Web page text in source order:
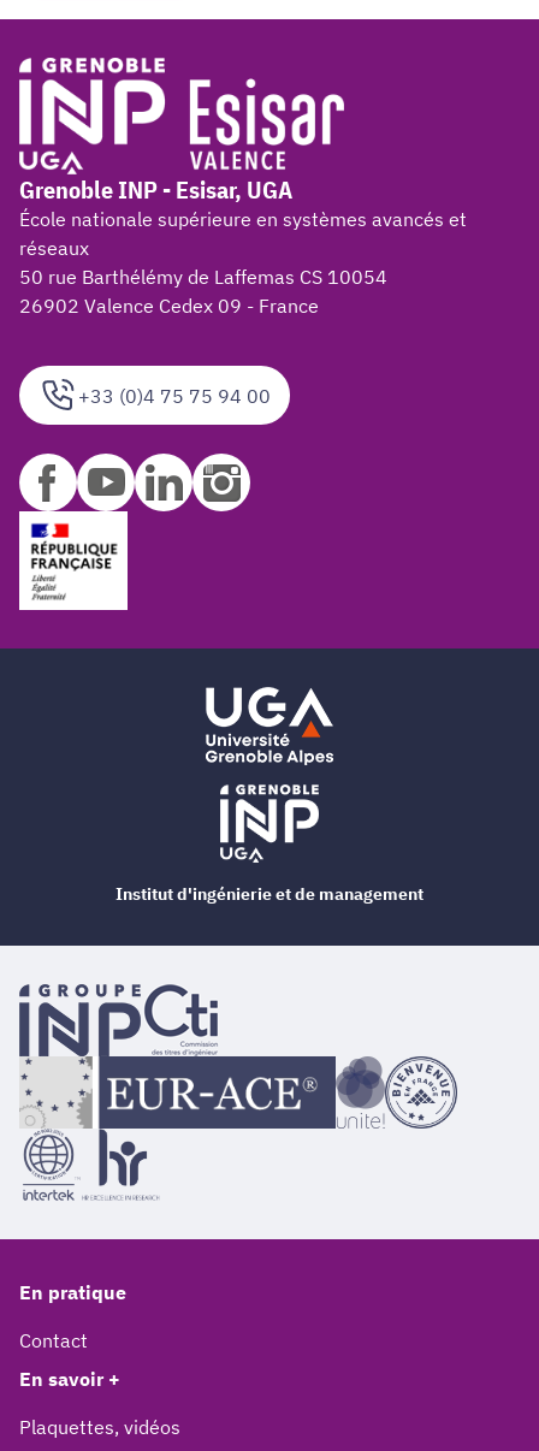
+33 (0)4 75 75 94 00
Grenoble INP - Esisar, UGA
École nationale supérieure en systèmes avancés et
réseaux
50 rue Barthélémy de Laffemas CS 10054
26902 Valence Cedex 09 - France
En pratique
Contact
En savoir +
Plaquettes, vidéos
Institut d'ingénierie et de management